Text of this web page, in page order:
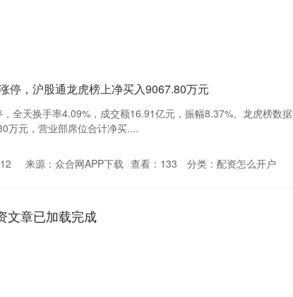
停，沪股通龙虎榜上净买入9067.80万元
全天换手率4.09%，成交额16.91亿元，振幅8.37%。龙虎榜数据
万元，营业部席位合计净买....
来源：众合网APP下载 查看： 133 分类： 配资怎么开户
文章已加载完成